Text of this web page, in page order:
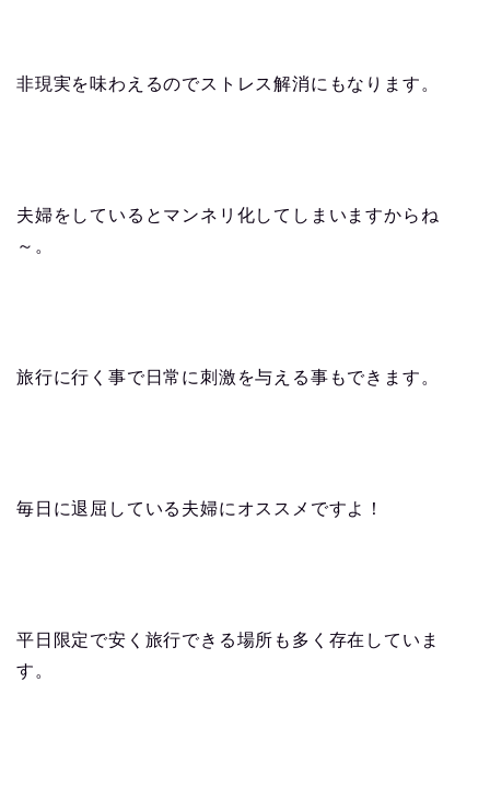
非現実を味わえるのでストレス解消にもなります。
夫婦をしているとマンネリ化してしまいますからね
～。
旅行に行く事で日常に刺激を与える事もできます。
毎日に退屈している夫婦にオススメですよ！
平日限定で安く旅行できる場所も多く存在していま
す。